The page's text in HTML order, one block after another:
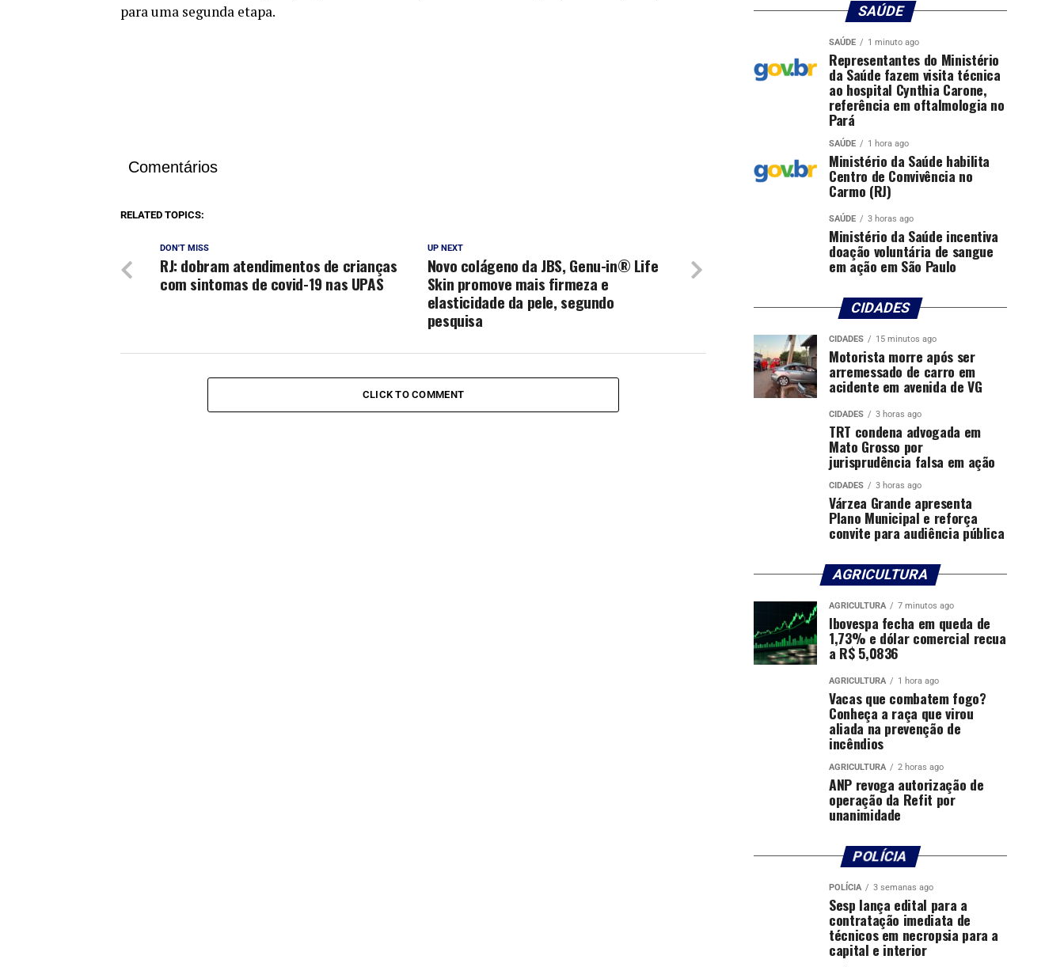
para uma segunda etapa.
Comentários
RELATED TOPICS:
UP NEXT
Novo colágeno da JBS, Genu-in® Life
Skin promove mais firmeza e
elasticidade da pele, segundo
pesquisa
DON'T MISS
RJ: dobram atendimentos de crianças
com sintomas de covid-19 nas UPAS
CLICK TO COMMENT
SAÚDE
SAÚDE 1 minuto ago
Representantes do Ministério
da Saúde fazem visita técnica
ao hospital Cynthia Carone,
referência em oftalmologia no
Pará
SAÚDE 1 hora ago
Ministério da Saúde habilita
Centro de Convivência no
Carmo (RJ)
SAÚDE 3 horas ago
Ministério da Saúde incentiva
doação voluntária de sangue
em ação em São Paulo
CIDADES
CIDADES 15 minutos ago
Motorista morre após ser
arremessado de carro em
acidente em avenida de VG
CIDADES 3 horas ago
TRT condena advogada em
Mato Grosso por
jurisprudência falsa em ação
CIDADES 3 horas ago
Várzea Grande apresenta
Plano Municipal e reforça
convite para audiência pública
AGRICULTURA
AGRICULTURA 7 minutos ago
Ibovespa fecha em queda de
1,73% e dólar comercial recua
a R$ 5,0836
AGRICULTURA 1 hora ago
Vacas que combatem fogo?
Conheça a raça que virou
aliada na prevenção de
incêndios
AGRICULTURA 2 horas ago
ANP revoga autorização de
operação da Refit por
unanimidade
POLÍCIA
POLÍCIA 3 semanas ago
Sesp lança edital para a
contratação imediata de
técnicos em necropsia para a
capital e interior